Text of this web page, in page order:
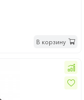
В корзину